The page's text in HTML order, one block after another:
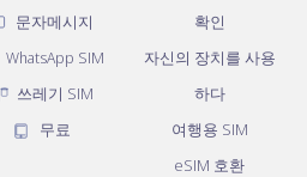
문자메시지
WhatsApp SIM
쓰레기 SIM
무료
확인
자신의 장치를 사용
하다
여행용 SIM
eSIM 호환